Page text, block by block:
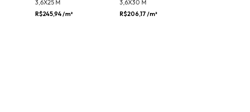
3,6X25 M
R$245,94/m²
3,6X30 M
R$206,17 /m²